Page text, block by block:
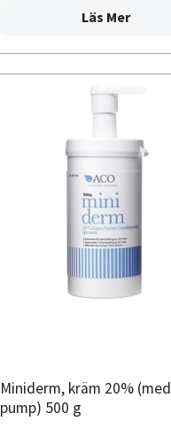
Läs Mer
Miniderm, kräm 20% (med
pump) 500 g